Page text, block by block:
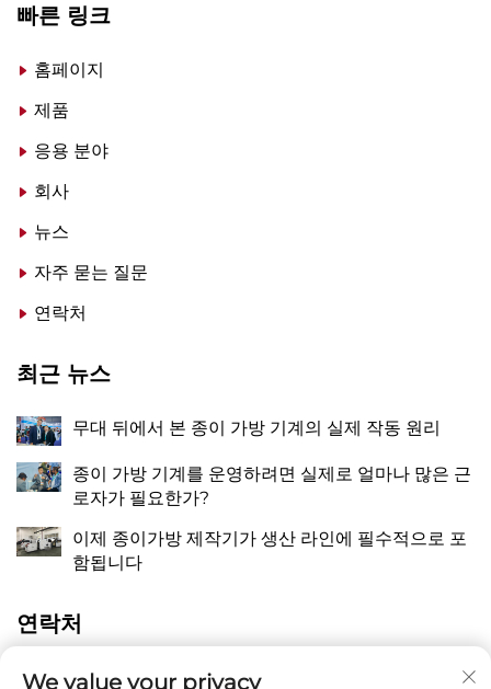
빠른 링크
홈페이지
제품
응용 분야
회사
뉴스
자주 묻는 질문
연락처
최근 뉴스
무대 뒤에서 본 종이 가방 기계의 실제 작동 원리
종이 가방 기계를 운영하려면 실제로 얼마나 많은 근
로자가 필요한가?
이제 종이가방 제작기가 생산 라인에 필수적으로 포
함됩니다
연락처
중국 절강성 온주시 핑양현 만천진 장치오 동 량유로
We value your privacy